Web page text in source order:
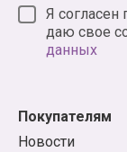
Я согласен
даю свое
данных
Покупателям
Новости